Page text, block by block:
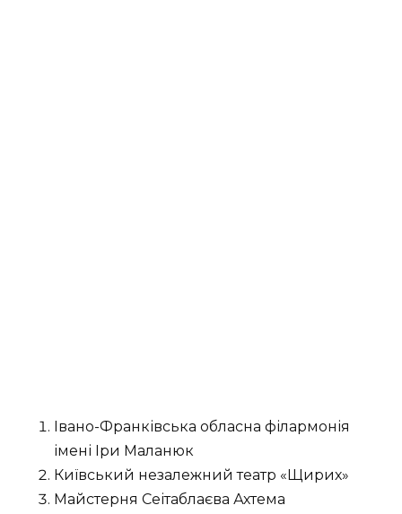
Івано-Франківська обласна філармонія
імені Іри Маланюк
Київський незалежний театр «Щирих»
Майстерня Сеітаблаєва Ахтема